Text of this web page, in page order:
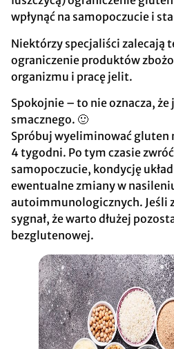
wpłynąć na samopoczucie i
Niektórzy specjaliści zalecają
ograniczenie produktów
organizmu i pracę jelit.
Spokojnie – to nie oznacza, że
smacznego. 🙂
Spróbuj wyeliminować gluten
4 tygodni. Po tym czasie
samopoczucie, kondycję
ewentualne zmiany w
autoimmunologicznych. Jeśli
sygnał, że warto dłużej
bezglutenowej.